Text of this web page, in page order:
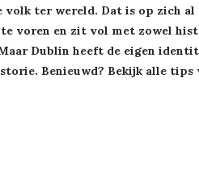
ter wereld. Dat is op zich al
voren en zit vol met zowel
Dublin heeft de eigen
Benieuwd? Bekijk alle tips